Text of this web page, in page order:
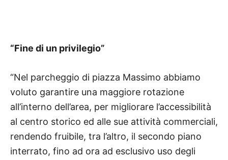
“Fine di un privilegio”
“Nel parcheggio di piazza Massimo abbiamo
voluto garantire una maggiore rotazione
all’interno dell’area, per migliorare l’accessibilità
al centro storico ed alle sue attività commerciali,
rendendo fruibile, tra l’altro, il secondo piano
interrato, fino ad ora ad esclusivo uso degli